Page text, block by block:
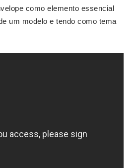
como elemento essencial
um modelo e tendo como tema